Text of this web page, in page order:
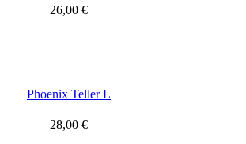
26,00 €
Phoenix Teller L
28,00 €